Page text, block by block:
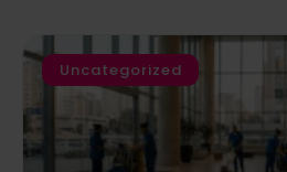
Uncategorized